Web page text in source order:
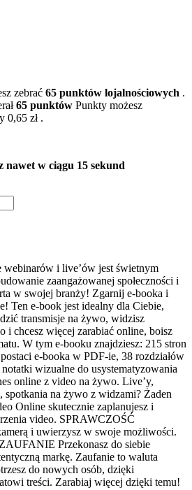
zebrać 65 punktów lojalnościowych .
65 punktów Punkty możesz
0,65 zł.
nawet w ciągu 15 sekund
webinarów i live’ów jest świetnym
zaangażowanej społeczności i
w swojej branży! Zgarnij e-booka i
Ten e-book jest idealny dla Ciebie,
transmisje na żywo, widzisz
i chcesz więcej zarabiać online, boisz
W tym e-booku znajdziesz: 215 stron
e-booka w PDF-ie, 38 rozdziałów
wizualne do usystematyzowania
online z video na żywo. Live’y,
spotkania na żywo z widzami? Żaden
Online skutecznie zaplanujesz i
video. SPRAWCZOŚĆ
i uwierzysz w swoje możliwości.
Przekonasz do siebie
markę. Zaufanie to waluta
do nowych osób, dzięki
treści. Zarabiaj więcej dzięki temu!